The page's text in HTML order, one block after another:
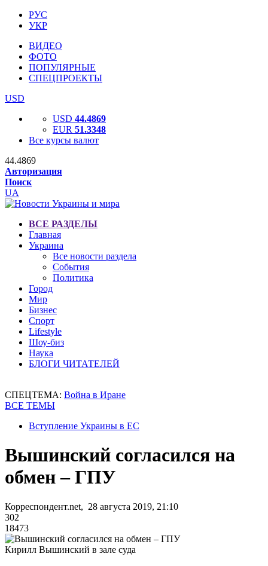
РУС
УКР
ВИДЕО
ФОТО
ПОПУЛЯРНЫЕ
СПЕЦПРОЕКТЫ
USD
USD 44.4869
EUR 51.3348
Все курсы валют
44.4869
Авторизация
Поиск
UA
ВСЕ РАЗДЕЛЫ
Главная
Украина
Все новости раздела
События
Политика
Город
Мир
Бизнес
Спорт
Lifestyle
Шоу-биз
Наука
БЛОГИ ЧИТАТЕЛЕЙ
СПЕЦТЕМА: Война в Иране
ВСЕ ТЕМЫ
Вступление Украины в ЕС
Вышинский согласился на
обмен – ГПУ
Корреспондент.net, 28 августа 2019, 21:10
302
18473
Кирилл Вышинский в зале суда